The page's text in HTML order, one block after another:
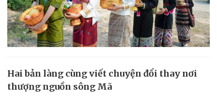
Hai bản làng cùng viết chuyện đổi thay nơi
thượng nguồn sông Mã